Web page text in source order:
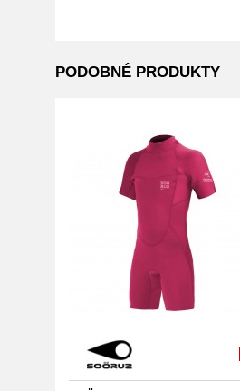
PODOBNÉ PRODUKTY